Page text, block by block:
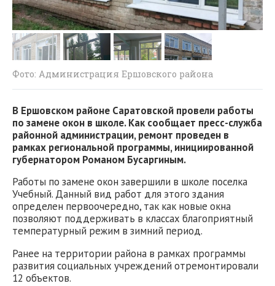
Фото: Администрация Ершовского района
В Ершовском районе Саратовской провели работы
по замене окон в школе. Как сообщает пресс-служба
районной администрации, ремонт проведен в
рамках региональной программы, инициированной
губернатором Романом Бусаргиным.
Работы по замене окон завершили в школе поселка
Учебный. Данный вид работ для этого здания
определен первоочередно, так как новые окна
позволяют поддерживать в классах благоприятный
температурный режим в зимний период.
Ранее на территории района в рамках программы
развития социальных учреждений отремонтировали
12 объектов.